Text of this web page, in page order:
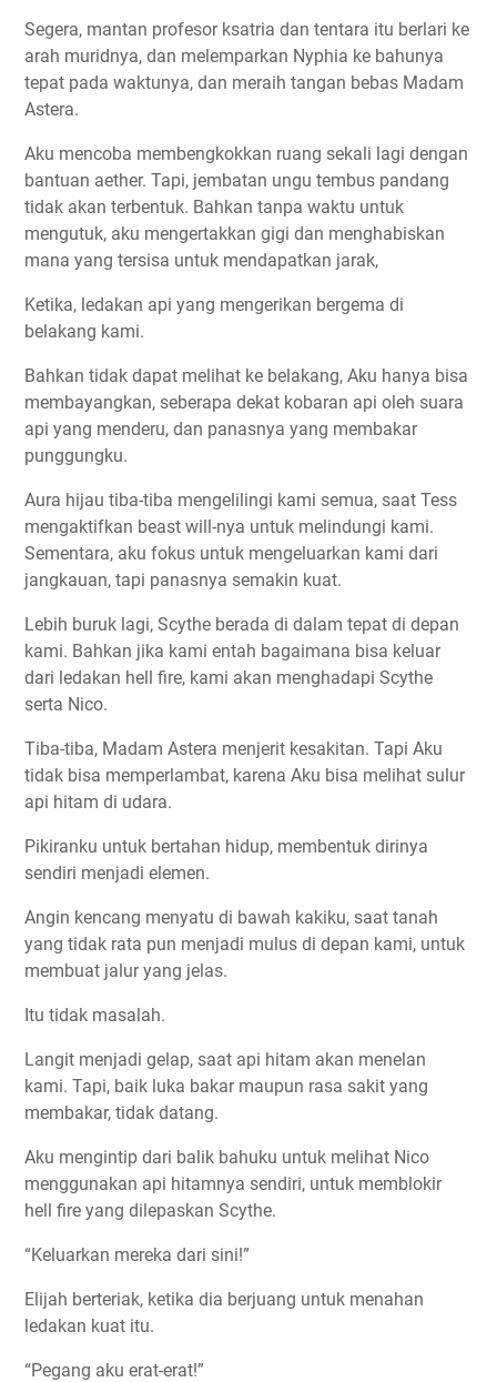
Segera, mantan profesor ksatria dan tentara itu berlari ke
arah muridnya, dan melemparkan Nyphia ke bahunya
tepat pada waktunya, dan meraih tangan bebas Madam
Astera.
Aku mencoba membengkokkan ruang sekali lagi dengan
bantuan aether. Tapi, jembatan ungu tembus pandang
tidak akan terbentuk. Bahkan tanpa waktu untuk
mengutuk, aku mengertakkan gigi dan menghabiskan
mana yang tersisa untuk mendapatkan jarak,
Ketika, ledakan api yang mengerikan bergema di
belakang kami.
Bahkan tidak dapat melihat ke belakang, Aku hanya bisa
membayangkan, seberapa dekat kobaran api oleh suara
api yang menderu, dan panasnya yang membakar
punggungku.
Aura hijau tiba-tiba mengelilingi kami semua, saat Tess
mengaktifkan beast will-nya untuk melindungi kami.
Sementara, aku fokus untuk mengeluarkan kami dari
jangkauan, tapi panasnya semakin kuat.
Lebih buruk lagi, Scythe berada di dalam tepat di depan
kami. Bahkan jika kami entah bagaimana bisa keluar
dari ledakan hell fire, kami akan menghadapi Scythe
serta Nico.
Tiba-tiba, Madam Astera menjerit kesakitan. Tapi Aku
tidak bisa memperlambat, karena Aku bisa melihat sulur
api hitam di udara.
Pikiranku untuk bertahan hidup, membentuk dirinya
sendiri menjadi elemen.
Angin kencang menyatu di bawah kakiku, saat tanah
yang tidak rata pun menjadi mulus di depan kami, untuk
membuat jalur yang jelas.
Itu tidak masalah.
Langit menjadi gelap, saat api hitam akan menelan
kami. Tapi, baik luka bakar maupun rasa sakit yang
membakar, tidak datang.
Aku mengintip dari balik bahuku untuk melihat Nico
menggunakan api hitamnya sendiri, untuk memblokir
hell fire yang dilepaskan Scythe.
“Keluarkan mereka dari sini!”
Elijah berteriak, ketika dia berjuang untuk menahan
ledakan kuat itu.
“Pegang aku erat-erat!”